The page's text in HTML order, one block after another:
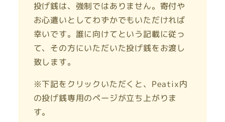
投げ銭は、強制ではありません。寄付や
お心遣いとしてわずかでもいただければ
幸いです。誰に向けてという記載に従っ
て、その方にいただいた投げ銭をお渡し
致します。
※下記をクリックいただくと、Peatix内
の投げ銭専用のページが立ち上がりま
す。